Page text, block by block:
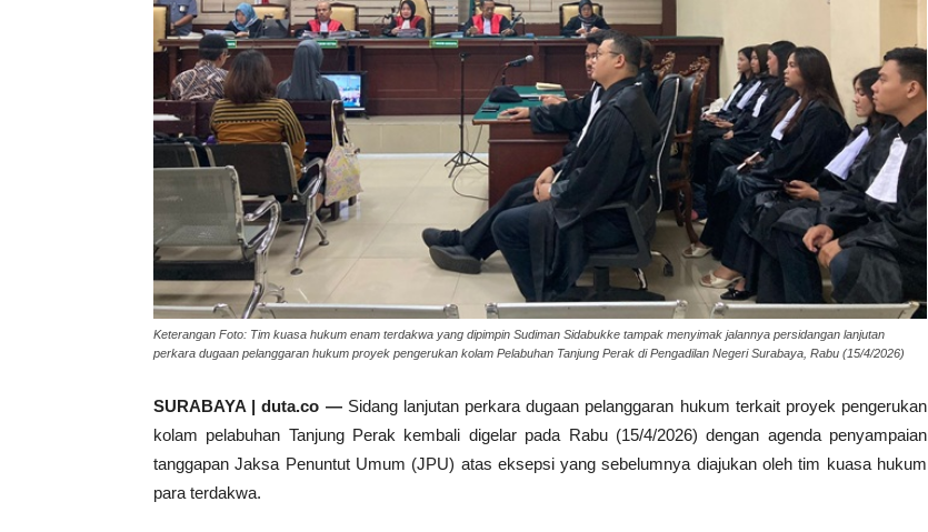
Keterangan Foto: Tim kuasa hukum enam terdakwa yang dipimpin Sudiman Sidabukke tampak menyimak jalannya persidangan lanjutan
perkara dugaan pelanggaran hukum proyek pengerukan kolam Pelabuhan Tanjung Perak di Pengadilan Negeri Surabaya, Rabu (15/4/2026)
SURABAYA | duta.co —Sidang lanjutan perkara dugaan pelanggaran hukum terkait proyek pengerukan
kolam pelabuhan Tanjung Perak kembali digelar pada Rabu (15/4/2026) dengan agenda penyampaian
tanggapan Jaksa Penuntut Umum (JPU) atas eksepsi yang sebelumnya diajukan oleh tim kuasa hukum
para terdakwa.